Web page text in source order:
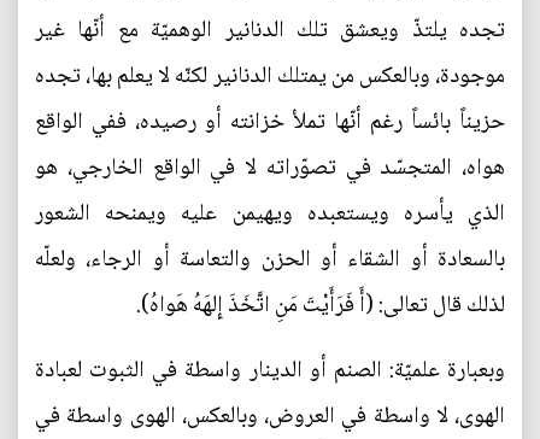
تجده يلتذّ ويعشق تلك الدنانير الوهميّة مع أنّها غير
موجودة، وبالعكس من يمتلك الدنانير لكنّه لا يعلم بها، تجده
حزيناً بائساً رغم أنّها تملأ خزانته أو رصيده، ففي الواقع
هواه، المتجسّد في تصوّراته لا في الواقع الخارجي، هو
الذي يأسره ويستعبده ويهيمن عليه ويمنحه الشعور
بالسعادة أو الشقاء أو الحزن والتعاسة أو الرجاء، ولعلّه
لذلك قال تعالى: (أَ فَرَأَيْتَ مَنِ اتَّخَذَ إِلهَهُ هَواهُ).
وبعبارة علميّة: الصنم أو الدينار واسطة في الثبوت لعبادة
الهوى، لا واسطة في العروض، وبالعكس، الهوى واسطة في